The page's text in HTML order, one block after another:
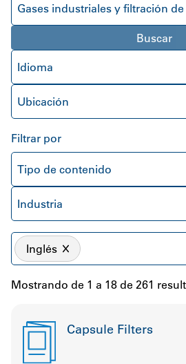
Gases industriales y filtración
Buscar
Idioma
Ubicación
Filtrar por
Tipo de contenido
Industria
Inglés
Mostrando de 1 a 18 de 261
Capsule Filters